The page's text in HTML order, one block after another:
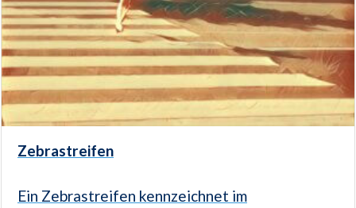
Zebrastreifen
Ein Zebrastreifen kennzeichnet im